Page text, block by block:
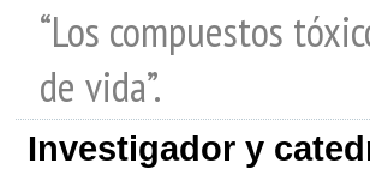
“Los compuestos
de vida”.
Investigador y